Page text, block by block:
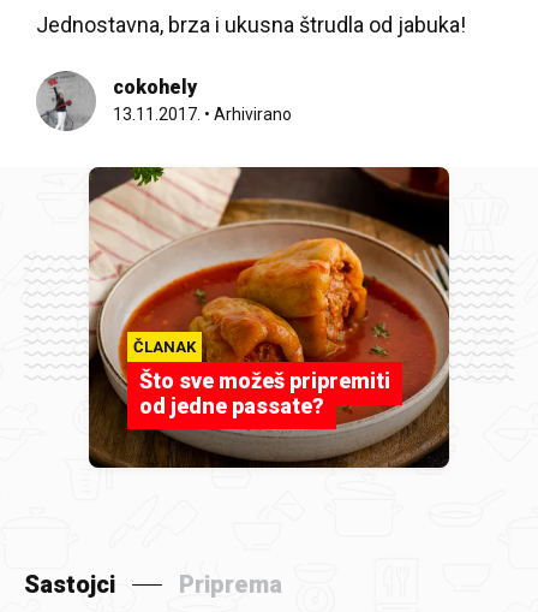
Jednostavna, brza i ukusna štrudla od jabuka!
cokohely
13.11.2017. • Arhivirano
ČLANAK
Što sve možeš pripremiti
od jedne passate?
Sastojci Priprema